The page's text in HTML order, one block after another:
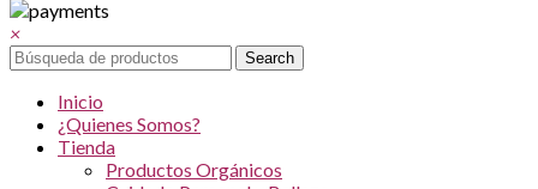
×
Search
Inicio
¿Quienes Somos?
Tienda
Productos Orgánicos